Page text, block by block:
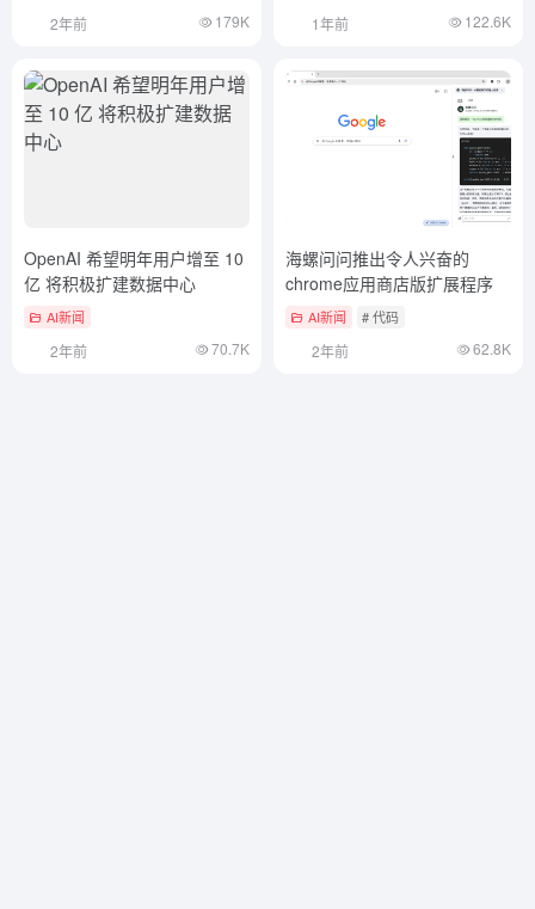
2年前 179K 1年前 122.6K
OpenAI 希望明年用户增至 10
亿 将积极扩建数据中心
AI新闻
2年前 70.7K
海螺问问推出令人兴奋的
chrome应用商店版扩展程序
AI新闻 # 代码
2年前 62.8K